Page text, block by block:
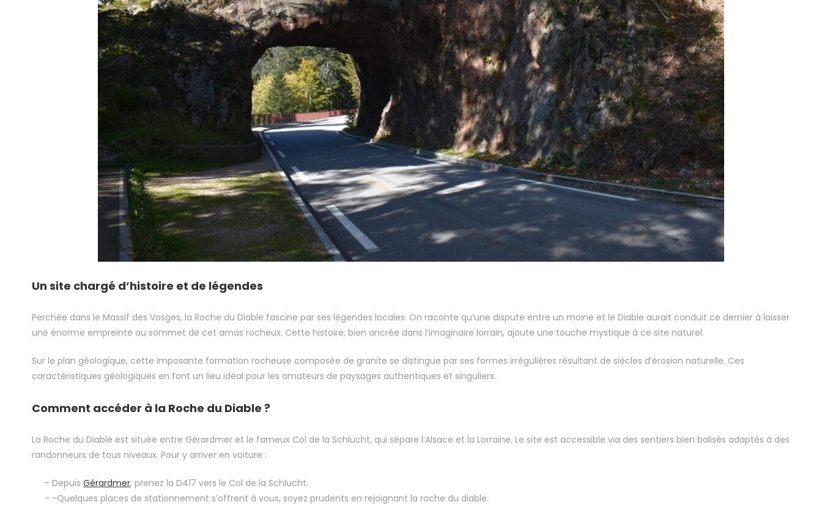
Un site chargé d’histoire et de légendes
Perchée dans le Massif des Vosges, la Roche du Diable fascine par ses légendes locales. On raconte qu’une dispute entre un moine et le Diable aurait conduit ce dernier à laisser
une énorme empreinte au sommet de cet amas rocheux. Cette histoire, bien ancrée dans l’imaginaire lorrain, ajoute une touche mystique à ce site naturel.
Sur le plan géologique, cette imposante formation rocheuse composée de granite se distingue par ses formes irrégulières résultant de siècles d’érosion naturelle. Ces
caractéristiques géologiques en font un lieu idéal pour les amateurs de paysages authentiques et singuliers.
Comment accéder à la Roche du Diable ?
La Roche du Diable est située entre Gérardmer et le fameux Col de la Schlucht, qui sépare l’Alsace et la Lorraine. Le site est accessible via des sentiers bien balisés adaptés à des
randonneurs de tous niveaux. Pour y arriver en voiture :
– Depuis Gérardmer, prenez la D417 vers le Col de la Schlucht.
– -Quelques places de stationnement s’offrent à vous, soyez prudents en rejoignant la roche du diable.